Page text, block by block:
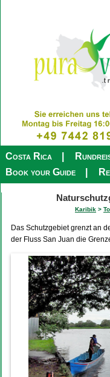
Costa Rica
Book your Guide
Karibik >
Das Schutzgebiet grenzt an
der Fluss San Juan die